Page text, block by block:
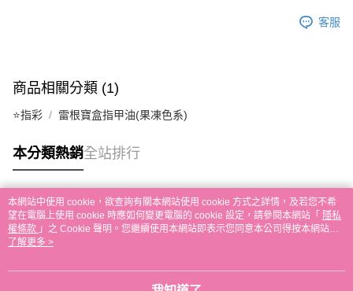
客服
商品相關分類 (1)
⭐指彩 雷根寶盒指甲油(果凍色系)
本分類熱銷全站排行
熱門標籤
本網站中使用 cookie，欲查詢有關本網站使用 cookie 方式之詳情，及若您不希
望在電腦上使用 cookie 時應如何變更電腦的 cookie 設定，請參閱本網站「 隱私
權條款 」之 Cookie 聲明。您繼續使用本網站即表示您同意本公司得按本網站使
用條款之 Cookie 聲明使用 cookie。
了解更多 >